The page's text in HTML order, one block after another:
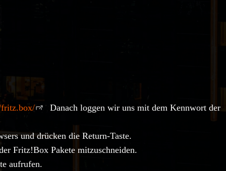
Danach loggen wir uns mit dem Kennwort der
und drücken die Return-Taste.
Fritz!Box Pakete mitzuschneiden.
aufrufen.